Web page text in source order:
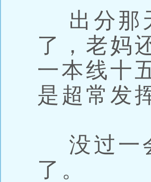
出分那
了，老妈
一本线十
是超常发
没过一
了。